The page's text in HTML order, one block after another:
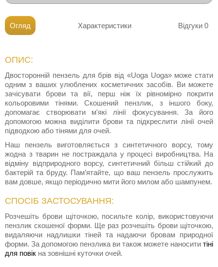
Огляд Характеристики Відгуки 0
ОПИС:
Двосторонній пензель для брів від «Uoga Uoga» може стати
одним з ваших улюблених косметичних засобів. Ви можете
зачісувати брови та вії, перш ніж їх рівномірно покрити
кольоровими тінями. Скошений пензлик, з іншого боку,
допомагає створювати м'які лінії фокусування. За його
допомогою можна виділити брови та підкреслити лінії очей
підводкою або тінями для очей.
Наш пензель виготовляється з синтетичного ворсу, тому
жодна з тварин не постраждала у процесі виробництва. На
відміну відприродного ворсу, синтетичний більш стійкий до
бактерій та бруду. Пам’ятайте, що ваш пензель прослужить
вам довше, якщо періодично мити його милом або шампунем.
СПОСІБ ЗАСТОСУВАННЯ:
Розчешіть брови щіточкою, посильте колір, використовуючи
пензлик скошеної форми. Ще раз розчешіть брови щіточкою,
видаляючи надлишки тіней та надаючи бровам природної
форми. За допомогою пензлика ви також можете наносити тіні
для повік на зовнішні куточки очей.